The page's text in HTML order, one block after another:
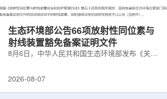
生态环境部公告66项放射性同位素与
射线装置豁免备案证明文件
8月6日，中华人民共和国生态环境部发布《关于
将各省级生态环境主管部门报送的、已获得豁免
2026-08-07